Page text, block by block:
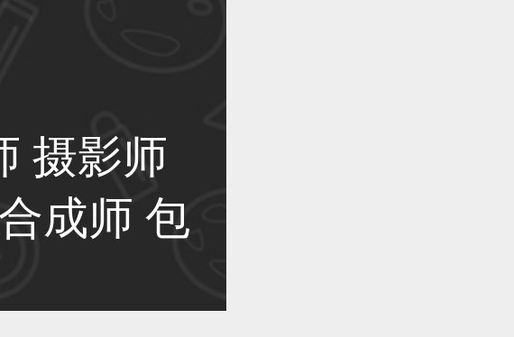
品已成功备案！
品已成功备案！
品已成功备案！
摄影师
成师 包